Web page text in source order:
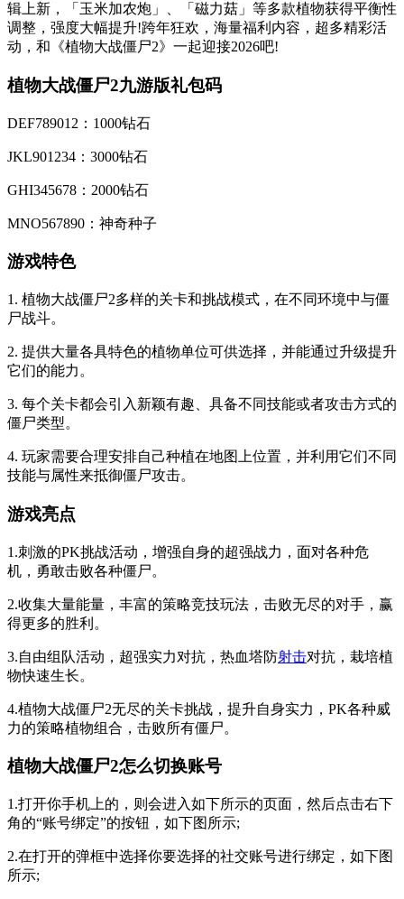
辑上新，「玉米加农炮」、「磁力菇」等多款植物获得平衡性
调整，强度大幅提升!跨年狂欢，海量福利内容，超多精彩活
动，和《植物大战僵尸2》一起迎接2026吧!
植物大战僵尸2九游版礼包码
DEF789012：1000钻石
JKL901234：3000钻石
GHI345678：2000钻石
MNO567890：神奇种子
游戏特色
1. 植物大战僵尸2多样的关卡和挑战模式，在不同环境中与僵
尸战斗。
2. 提供大量各具特色的植物单位可供选择，并能通过升级提升
它们的能力。
3. 每个关卡都会引入新颖有趣、具备不同技能或者攻击方式的
僵尸类型。
4. 玩家需要合理安排自己种植在地图上位置，并利用它们不同
技能与属性来抵御僵尸攻击。
游戏亮点
1.刺激的PK挑战活动，增强自身的超强战力，面对各种危
机，勇敢击败各种僵尸。
2.收集大量能量，丰富的策略竞技玩法，击败无尽的对手，赢
得更多的胜利。
3.自由组队活动，超强实力对抗，热血塔防射击对抗，栽培植
物快速生长。
4.植物大战僵尸2无尽的关卡挑战，提升自身实力，PK各种威
力的策略植物组合，击败所有僵尸。
植物大战僵尸2怎么切换账号
1.打开你手机上的，则会进入如下所示的页面，然后点击右下
角的“账号绑定”的按钮，如下图所示;
2.在打开的弹框中选择你要选择的社交账号进行绑定，如下图
所示;